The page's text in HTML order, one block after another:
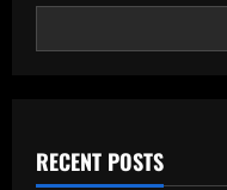
Setrum
Volt
RECENT POSTS